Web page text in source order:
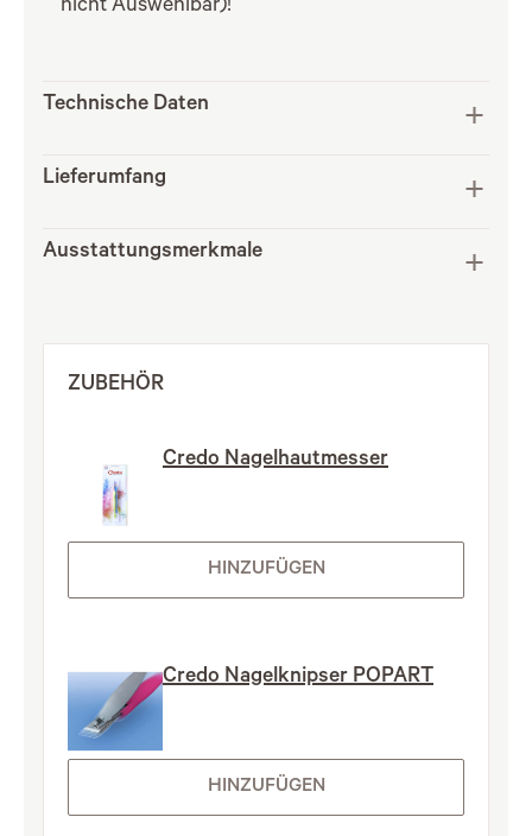
nicht Auswehlbar)!
Technische Daten
Lieferumfang
Ausstattungsmerkmale
ZUBEHÖR
Credo Nagelhautmesser
HINZUFÜGEN
Credo Nagelknipser POPART
HINZUFÜGEN